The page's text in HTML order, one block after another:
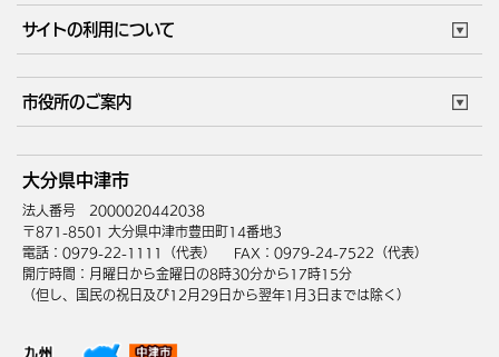
成人・仕事
住まい・引越 ごみ・環境
健康・医療 障がい・福祉
高齢・介護
サイトの利用について
サイトマップ
市役所のご案内
庁舎地図 組織案内
中津市へのアクセス
大分県中津市
法人番号 2000020442038
〒871-8501 大分県中津市豊田町14番地3
電話：0979-22-1111（代表）
FAX：0979-24-7522（代表）
開庁時間：月曜日から金曜日の8時30分から17時15分
（但し、国民の祝日及び12月29日から翌年1月3日までは除く）